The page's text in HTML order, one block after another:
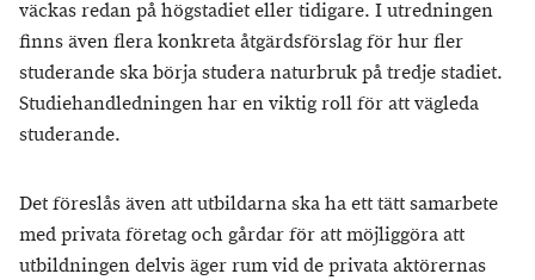
väckas redan på högstadiet eller tidigare. I utredningen
finns även flera konkreta åtgärdsförslag för hur fler
studerande ska börja studera naturbruk på tredje stadiet.
Studiehandledningen har en viktig roll för att vägleda
studerande.
Det föreslås även att utbildarna ska ha ett tätt samarbete
med privata företag och gårdar för att möjliggöra att
utbildningen delvis äger rum vid de privata aktörernas